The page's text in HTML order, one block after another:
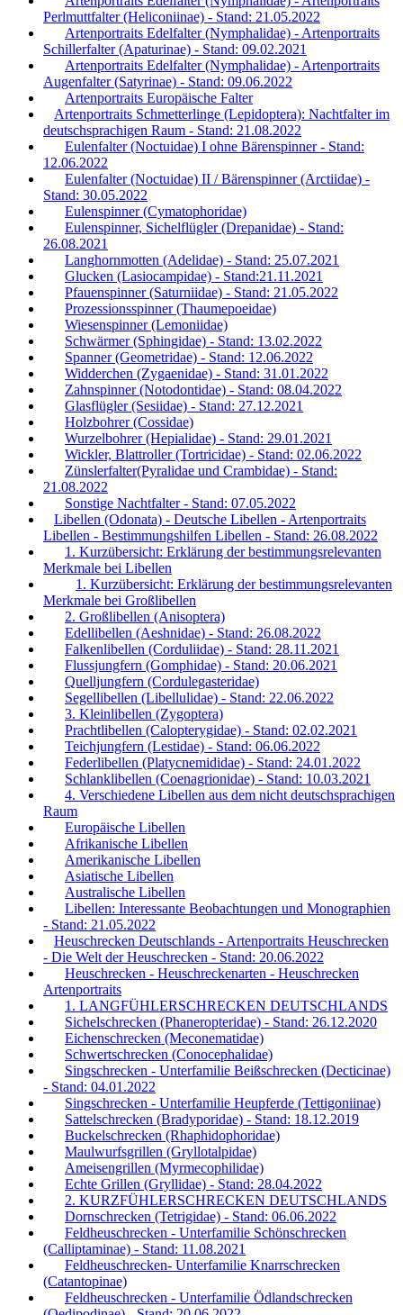
Perlmuttfalter (Heliconiinae) - Stand: 21.05.2022
Artenportraits Edelfalter (Nymphalidae) - Artenportraits
Schillerfalter (Apaturinae) - Stand: 09.02.2021
Artenportraits Edelfalter (Nymphalidae) - Artenportraits
Augenfalter (Satyrinae) - Stand: 09.06.2022
Artenportraits Europäische Falter
Artenportraits Schmetterlinge (Lepidoptera): Nachtfalter im
deutschsprachigen Raum - Stand: 21.08.2022
Eulenfalter (Noctuidae) I ohne Bärenspinner - Stand:
12.06.2022
Eulenfalter (Noctuidae) II / Bärenspinner (Arctiidae) -
Stand: 30.05.2022
Eulenspinner (Cymatophoridae)
Eulenspinner, Sichelflügler (Drepanidae) - Stand:
26.08.2021
Langhornmotten (Adelidae) - Stand: 25.07.2021
Glucken (Lasiocampidae) - Stand:21.11.2021
Pfauenspinner (Saturniidae) - Stand: 21.05.2022
Prozessionsspinner (Thaumepoeidae)
Wiesenspinner (Lemoniidae)
Schwärmer (Sphingidae) - Stand: 13.02.2022
Spanner (Geometridae) - Stand: 12.06.2022
Widderchen (Zygaenidae) - Stand: 31.01.2022
Zahnspinner (Notodontidae) - Stand: 08.04.2022
Glasflügler (Sesiidae) - Stand: 27.12.2021
Holzbohrer (Cossidae)
Wurzelbohrer (Hepialidae) - Stand: 29.01.2021
Wickler, Blattroller (Tortricidae) - Stand: 02.06.2022
Zünslerfalter(Pyralidae und Crambidae) - Stand:
21.08.2022
Sonstige Nachtfalter - Stand: 07.05.2022
Libellen (Odonata) - Deutsche Libellen - Artenportraits
Libellen - Bestimmungshilfen Libellen - Stand: 26.08.2022
1. Kurzübersicht: Erklärung der bestimmungsrelevanten
Merkmale bei Libellen
1. Kurzübersicht: Erklärung der bestimmungsrelevanten
Merkmale bei Großlibellen
2. Großlibellen (Anisoptera)
Edellibellen (Aeshnidae) - Stand: 26.08.2022
Falkenlibellen (Corduliidae) - Stand: 28.11.2021
Flussjungfern (Gomphidae) - Stand: 20.06.2021
Quelljungfern (Cordulegasteridae)
Segellibellen (Libellulidae) - Stand: 22.06.2022
3. Kleinlibellen (Zygoptera)
Prachtlibellen (Calopterygidae) - Stand: 02.02.2021
Teichjungfern (Lestidae) - Stand: 06.06.2022
Federlibellen (Platycnemididae) - Stand: 24.01.2022
Schlanklibellen (Coenagrionidae) - Stand: 10.03.2021
4. Verschiedene Libellen aus dem nicht deutschsprachigen
Raum
Europäische Libellen
Afrikanische Libellen
Amerikanische Libellen
Asiatische Libellen
Australische Libellen
Libellen: Interessante Beobachtungen und Monographien
- Stand: 21.05.2022
Heuschrecken Deutschlands - Artenportraits Heuschrecken
- Die Welt der Heuschrecken - Stand: 20.06.2022
Heuschrecken - Heuschreckenarten - Heuschrecken
Artenportraits
1. LANGFÜHLERSCHRECKEN DEUTSCHLANDS
Sichelschrecken (Phaneropteridae) - Stand: 26.12.2020
Eichenschrecken (Meconematidae)
Schwertschrecken (Conocephalidae)
Singschrecken - Unterfamilie Beißschrecken (Decticinae)
- Stand: 04.01.2022
Singschrecken - Unterfamilie Heupferde (Tettigoniinae)
Sattelschrecken (Bradyporidae) - Stand: 18.12.2019
Buckelschrecken (Rhaphidophoridae)
Maulwurfsgrillen (Gryllotalpidae)
Ameisengrillen (Myrmecophilidae)
Echte Grillen (Gryllidae) - Stand: 28.04.2022
2. KURZFÜHLERSCHRECKEN DEUTSCHLANDS
Dornschrecken (Tetrigidae) - Stand: 06.06.2022
Feldheuschrecken - Unterfamilie Schönschrecken
(Calliptaminae) - Stand: 11.08.2021
Feldheuschrecken- Unterfamilie Knarrschrecken
(Catantopinae)
Feldheuschrecken - Unterfamilie Ödlandschrecken